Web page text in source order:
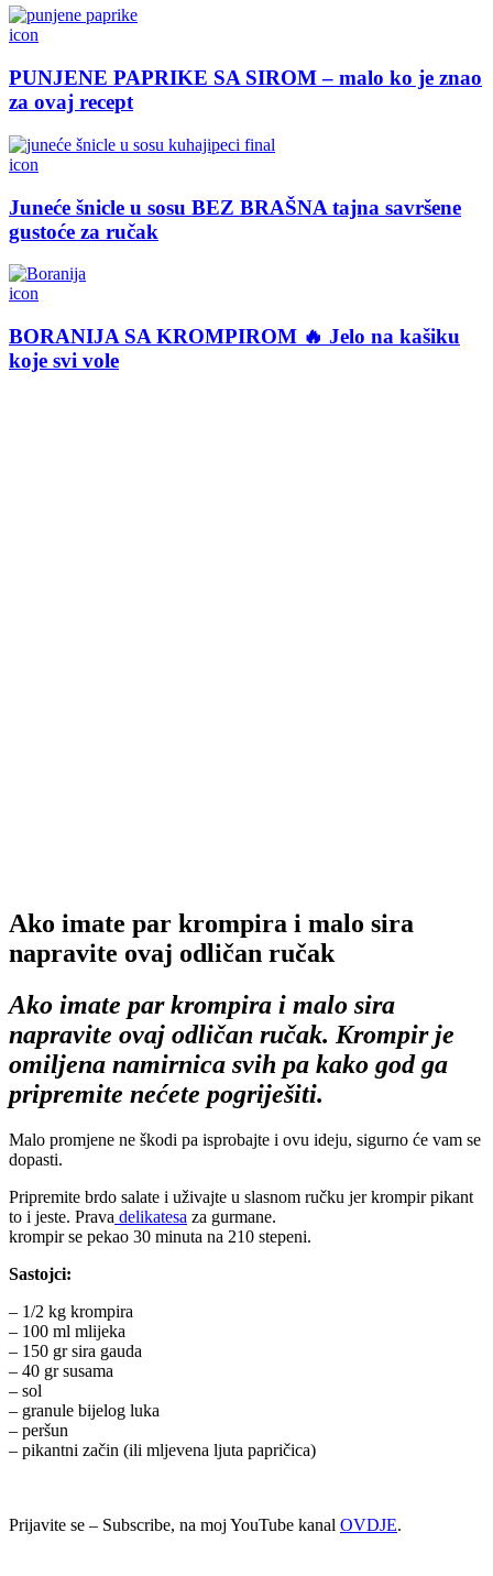
icon
PUNJENE PAPRIKE SA SIROM – malo ko je znao
za ovaj recept
icon
Juneće šnicle u sosu BEZ BRAŠNA tajna savršene
gustoće za ručak
icon
BORANIJA SA KROMPIROM 🔥 Jelo na kašiku
koje svi vole
Ako imate par krompira i malo sira
napravite ovaj odličan ručak
Ako imate par krompira i malo sira
napravite ovaj odličan ručak. Krompir je
omiljena namirnica svih pa kako god ga
pripremite nećete pogriješiti.
Malo promjene ne škodi pa isprobajte i ovu ideju, sigurno će vam se
dopasti.
Pripremite brdo salate i uživajte u slasnom ručku jer krompir pikant
to i jeste. Prava delikatesa za gurmane.
krompir se pekao 30 minuta na 210 stepeni.
Sastojci:
– 1/2 kg krompira
– 100 ml mlijeka
– 150 gr sira gauda
– 40 gr susama
– sol
– granule bijelog luka
– peršun
– pikantni začin (ili mljevena ljuta papričica)
Prijavite se – Subscribe, na moj YouTube kanal OVDJE.